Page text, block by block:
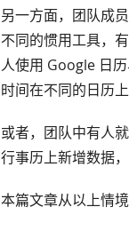
另一方面，团队成
不同的惯用工具，
人使用 Google 日
时间在不同的日历
或者，团队中有人
行事历上新增数据
本篇文章从以上情